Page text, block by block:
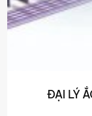
ĐẠI LÝ